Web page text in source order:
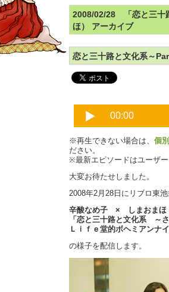
2008/02/28 「恋と三十
ほ） アーカイブ
恋と三十路と文化系～
※再生できない場合は、 個
ださい。
※最新エピソードはユーザ
大変お待たせしました。
2008年2月28日にリブロ東
辛酸なめ子 × しまおま
「恋と三十路と文化系 ～
Ｌｉｆｅ堂的ボヘミアンナ
の様子を配信します。